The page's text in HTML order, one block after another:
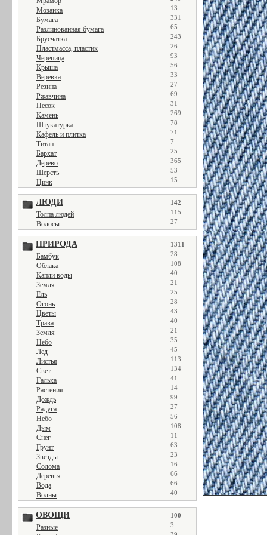
Мозаика 13
Бумага 331
Разлинованная бумага 65
Брусчатка 243
Пластмасса, пластик 26
Черепица 93
Крыша 56
Веревка 33
Резина 27
Ржавчина 69
Песок 31
Камень 269
Штукатурка 78
Кафель и плитка 71
Титан 7
Бархат 25
Дерево 365
Шерсть 53
Цинк 15
ЛЮДИ 142
Толпа людей 115
Волосы 27
ПРИРОДА 1311
Бамбук 28
Облака 108
Капли воды 40
Земля 21
Ель 25
Огонь 28
Цветы 43
Трава 40
Земля 21
Небо 35
Лед 45
Листья 113
Свет 134
Галька 41
Растения 14
Дождь 99
Радуга 27
Небо 56
Дым 108
Снег 11
Грунт 63
Звезды 23
Солома 16
Деревья 66
Вода 66
Волны 40
ОВОЩИ 100
Разные 3